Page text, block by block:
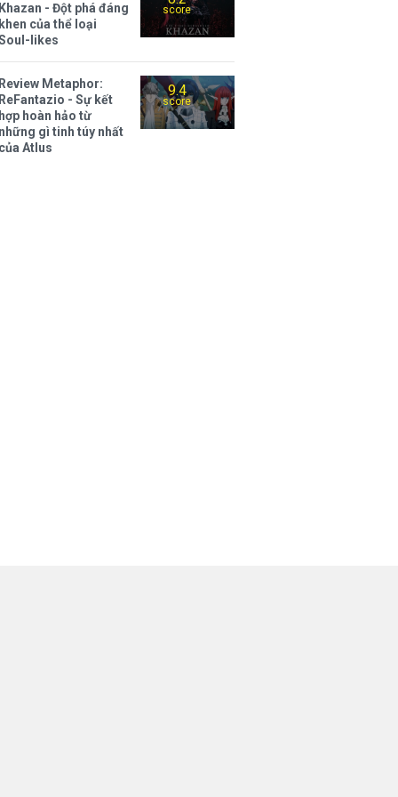
score
- Đột phá đáng
của thể loại
likes
9.4
score
Metaphor:
- Sự kết
hoàn hảo từ
gì tinh túy nhất
Atlus